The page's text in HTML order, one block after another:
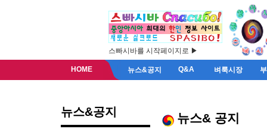
스빠시바를 시작페이지로 ▶
HOME 뉴스&공지 Q&A 벼룩시장
뉴스&공지 뉴스& 공지